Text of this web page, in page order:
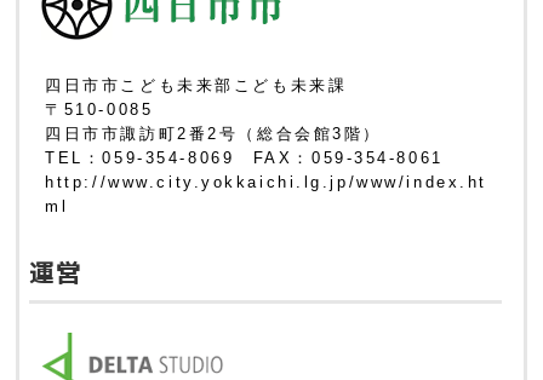
四日市市こども未来部こども未来課
〒510-0085
四日市市諏訪町2番2号（総合会館3階）
TEL：059-354-8069 FAX：059-354-8061
http://www.city.yokkaichi.lg.jp/www/index.ht
ml
運営